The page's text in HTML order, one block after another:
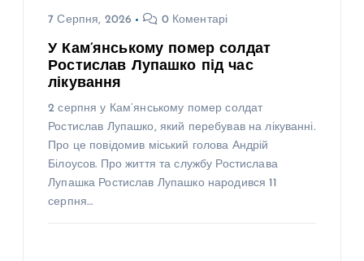
7 Серпня, 2026 0 Коментарі
У Кам’янському помер солдат
Ростислав Лупашко під час
лікування
2 серпня у Кам’янському помер солдат
Ростислав Лупашко, який перебував на лікуванні.
Про це повідомив міський голова Андрій
Білоусов. Про життя та службу Ростислава
Лупашка Ростислав Лупашко народився 11
серпня…